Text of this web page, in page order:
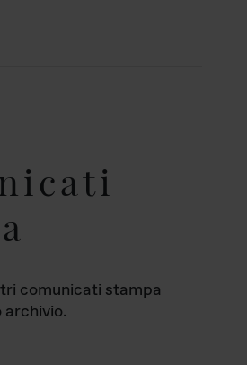
comunicati stampa